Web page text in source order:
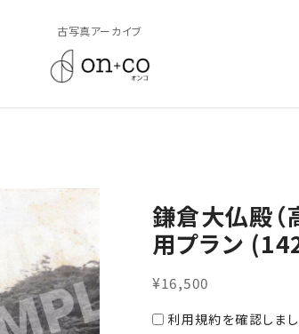
古写真アーカイブ
鎌倉大仏殿（
用プラン
¥16,500
利用規約を確認しま